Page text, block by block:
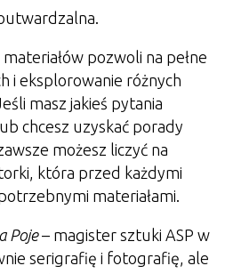
pozwoli na pełne
i eksplorowanie różnych
masz jakieś pytania
chcesz uzyskać porady
możesz liczyć na
która przed każdymi
materiałami.
Poje– magister sztuki ASP w
serigrafię i fotografię, ale